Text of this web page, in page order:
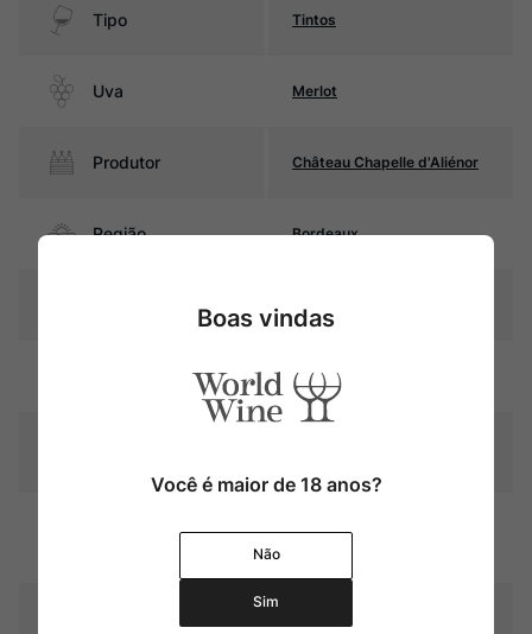
Tipo Tintos
Uva Merlot
Produtor Château Chapelle d'Aliénor
Região Bordeaux
França
violáceos
Amadurecimento
barricas de carvalho francês
Boas vindas
Você é maior de 18 anos?
Não
Sim